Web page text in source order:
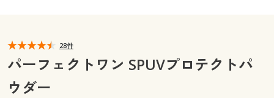
マイページ
閲覧履歴
閲覧履歴
お気に入り
28件
パーフェクトワン SPUVプロテクトパ
ウダー